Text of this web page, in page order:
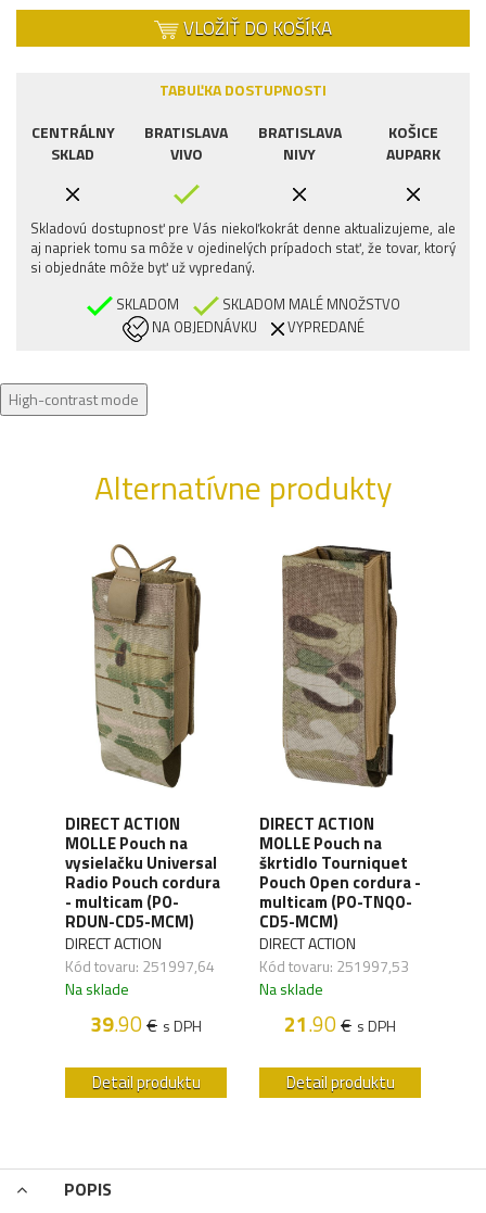
VLOŽIŤ DO KOŠÍKA
TABUĽKA DOSTUPNOSTI
CENTRÁLNY
SKLAD
BRATISLAVA
VIVO
BRATISLAVA
NIVY
KOŠICE
AUPARK
Skladovú dostupnosť pre Vás niekoľkokrát denne aktualizujeme, ale
aj napriek tomu sa môže v ojedinelých prípadoch stať, že tovar, ktorý
si objednáte môže byť už vypredaný.
SKLADOM
SKLADOM MALÉ MNOŽSTVO
NA OBJEDNÁVKU
VYPREDANÉ
High-contrast mode
Alternatívne produkty
DIRECT ACTION
MOLLE Pouch na
vysielačku Universal
Radio Pouch cordura
- multicam (PO-
RDUN-CD5-MCM)
DIRECT ACTION
Kód tovaru: 251997,64
Na sklade
39.90€ s DPH
Detail produktu
DIRECT ACTION
MOLLE Pouch na
škrtidlo Tourniquet
Pouch Open cordura -
multicam (PO-TNQO-
CD5-MCM)
DIRECT ACTION
Kód tovaru: 251997,53
Na sklade
21.90€ s DPH
Detail produktu
POPIS